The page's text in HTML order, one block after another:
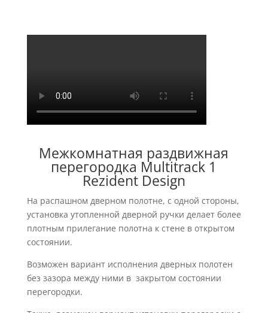
Межкомнатная раздвижная
перегородка Multitrack 1
Rezident Design
На распашном дверном полотне, с одной стороны,
установка утопленной дверной ручки делает более
плотным прилегание полотна к стене в открытом
состоянии.
Возможен вариант исполнения дверных полотен
без зазора между ними в закрытом состоянии
перегородки.